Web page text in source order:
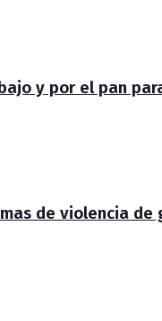
y por el pan
de violencia